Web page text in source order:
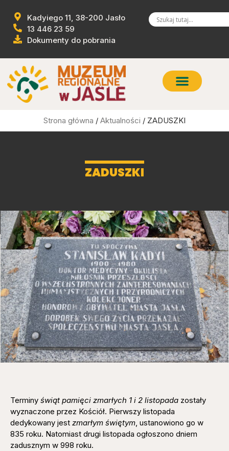
Kadyiego 11, 38-200 Jasło
13 446 23 59
Dokumenty do pobrania
Strona główna / Aktualności / ZADUSZKI
ZADUSZKI
Terminy świąt pamięci zmarłych 1 i 2 listopada zostały
wyznaczone przez Kościół. Pierwszy listopada
dedykowany jest zmarłym świętym, ustanowiono go w
835 roku. Natomiast drugi listopada ogłoszono dniem
zadusznym w 998 roku.